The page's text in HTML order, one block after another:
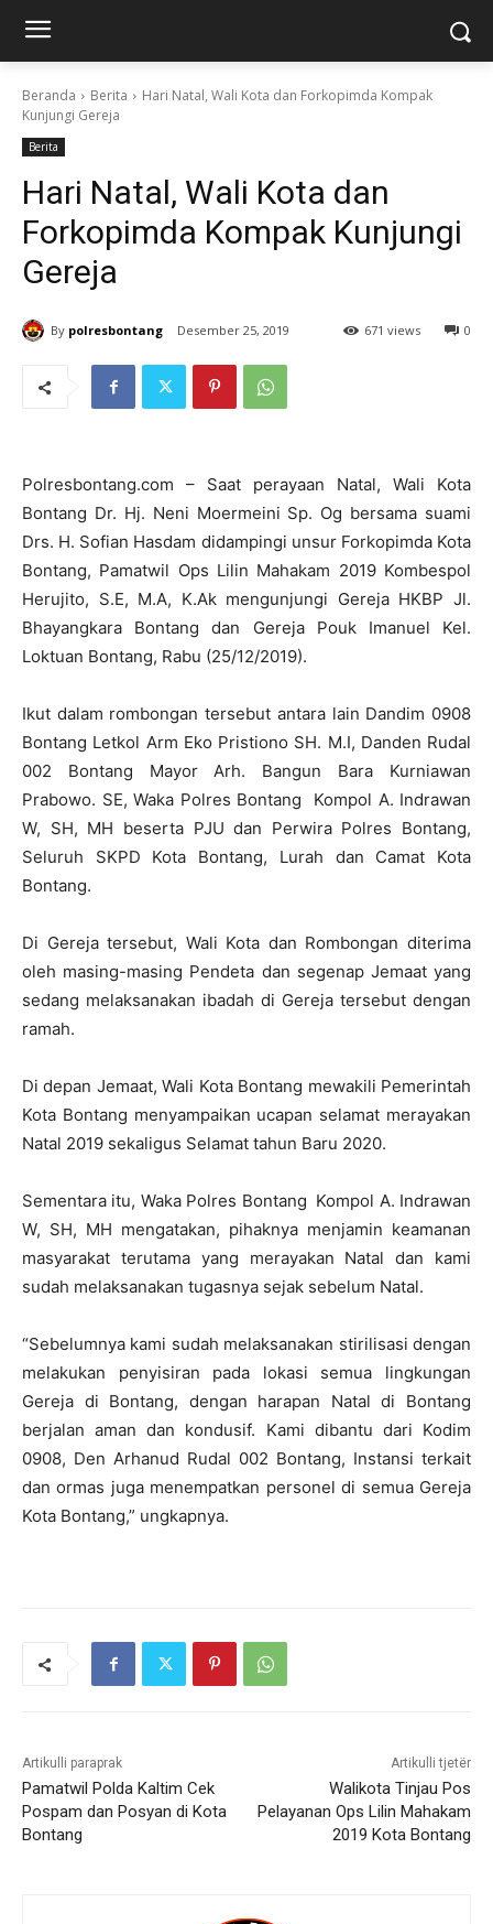
Beranda Berita
Hari Natal, Wali Kota dan Forkopimda Kompak
Kunjungi Gereja
Berita
Hari Natal, Wali Kota dan
Forkopimda Kompak Kunjungi
Gereja
By polresbontang Desember 25, 2019 0
671 views
Polresbontang.com – Saat perayaan Natal, Wali Kota
Bontang Dr. Hj. Neni Moermeini Sp. Og bersama suami
Drs. H. Sofian Hasdam didampingi unsur Forkopimda Kota
Bontang, Pamatwil Ops Lilin Mahakam 2019 Kombespol
Herujito, S.E, M.A, K.Ak mengunjungi Gereja HKBP Jl.
Bhayangkara Bontang dan Gereja Pouk Imanuel Kel.
Loktuan Bontang, Rabu (25/12/2019).
Ikut dalam rombongan tersebut antara lain Dandim 0908
Bontang Letkol Arm Eko Pristiono SH. M.I, Danden Rudal
002 Bontang Mayor Arh. Bangun Bara Kurniawan
Prabowo. SE, Waka Polres Bontang Kompol A. Indrawan
W, SH, MH beserta PJU dan Perwira Polres Bontang,
Seluruh SKPD Kota Bontang, Lurah dan Camat Kota
Bontang.
Di Gereja tersebut, Wali Kota dan Rombongan diterima
oleh masing-masing Pendeta dan segenap Jemaat yang
sedang melaksanakan ibadah di Gereja tersebut dengan
ramah.
Di depan Jemaat, Wali Kota Bontang mewakili Pemerintah
Kota Bontang menyampaikan ucapan selamat merayakan
Natal 2019 sekaligus Selamat tahun Baru 2020.
Sementara itu, Waka Polres Bontang Kompol A. Indrawan
W, SH, MH mengatakan, pihaknya menjamin keamanan
masyarakat terutama yang merayakan Natal dan kami
sudah melaksanakan tugasnya sejak sebelum Natal.
“Sebelumnya kami sudah melaksanakan stirilisasi dengan
melakukan penyisiran pada lokasi semua lingkungan
Gereja di Bontang, dengan harapan Natal di Bontang
berjalan aman dan kondusif. Kami dibantu dari Kodim
0908, Den Arhanud Rudal 002 Bontang, Instansi terkait
dan ormas juga menempatkan personel di semua Gereja
Kota Bontang,” ungkapnya.
Artikulli paraprak
Pamatwil Polda Kaltim Cek
Pospam dan Posyan di Kota
Bontang
Artikulli tjetër
Walikota Tinjau Pos
Pelayanan Ops Lilin Mahakam
2019 Kota Bontang